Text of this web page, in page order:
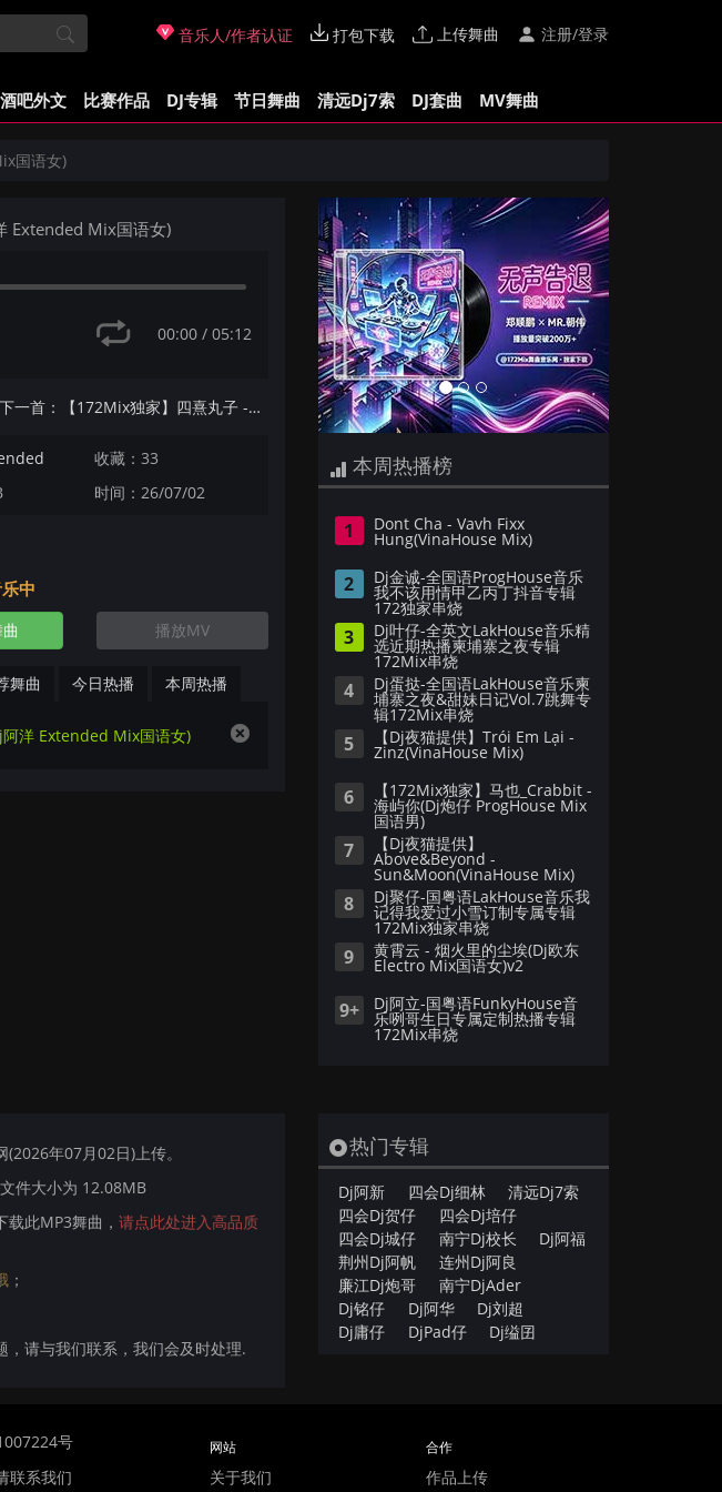
音乐人/作者认证 打包下载 上传舞曲 注册/登录
酒吧外文 比赛作品 DJ专辑 节日舞曲 清远Dj7索 DJ套曲 MV舞曲
国语女)
Extended Mix国语女)
00:00 / 05:12
下一首：【172Mix独家】四熹丸子 - 秋风(Dj阿洋 Extended Mix国语女)
收藏：33
时间：26/07/02
中
播放MV
舞曲 今日热播 本周热播
洋 Extended Mix国语女)
Previous Next
本周热播榜
1 Dont Cha - Vavh Fixx
Hung(VinaHouse Mix)
2 Dj金诚-全国语ProgHouse音乐
我不该用情甲乙丙丁抖音专辑
172独家串烧
3 Dj叶仔-全英文LakHouse音乐精
选近期热播柬埔寨之夜专辑
172Mix串烧
4 Dj蛋挞-全国语LakHouse音乐柬
埔寨之夜&甜妹日记Vol.7跳舞专
辑172Mix串烧
5 【Dj夜猫提供】Trói Em Lại -
Zinz(VinaHouse Mix)
6 【172Mix独家】马也_Crabbit -
海屿你(Dj炮仔 ProgHouse Mix
国语男)
7 【Dj夜猫提供】
Above&Beyond -
Sun&Moon(VinaHouse Mix)
8 Dj聚仔-国粤语LakHouse音乐我
记得我爱过小雪订制专属专辑
172Mix独家串烧
9 黄霄云 - 烟火里的尘埃(Dj欧东
Electro Mix国语女)v2
9+ Dj阿立-国粤语FunkyHouse音
乐咧哥生日专属定制热播专辑
172Mix串烧
年07月02日)上传。
件大小为 12.08MB
此MP3舞曲， 请点此处进入高品质
；
请与我们联系，我们会及时处理.
热门专辑
Dj阿新 四会Dj细林
清远Dj7索
四会Dj贺仔
四会Dj培仔
四会Dj城仔
南宁Dj校长
Dj阿福
荆州Dj阿帆
连州Dj阿良
廉江Dj炮哥
南宁DjAder
Dj铭仔
Dj阿华
Dj刘超
Dj庸仔
DjPad仔 Dj缢囝
号
联系我们
网站
关于我们
合作
作品上传